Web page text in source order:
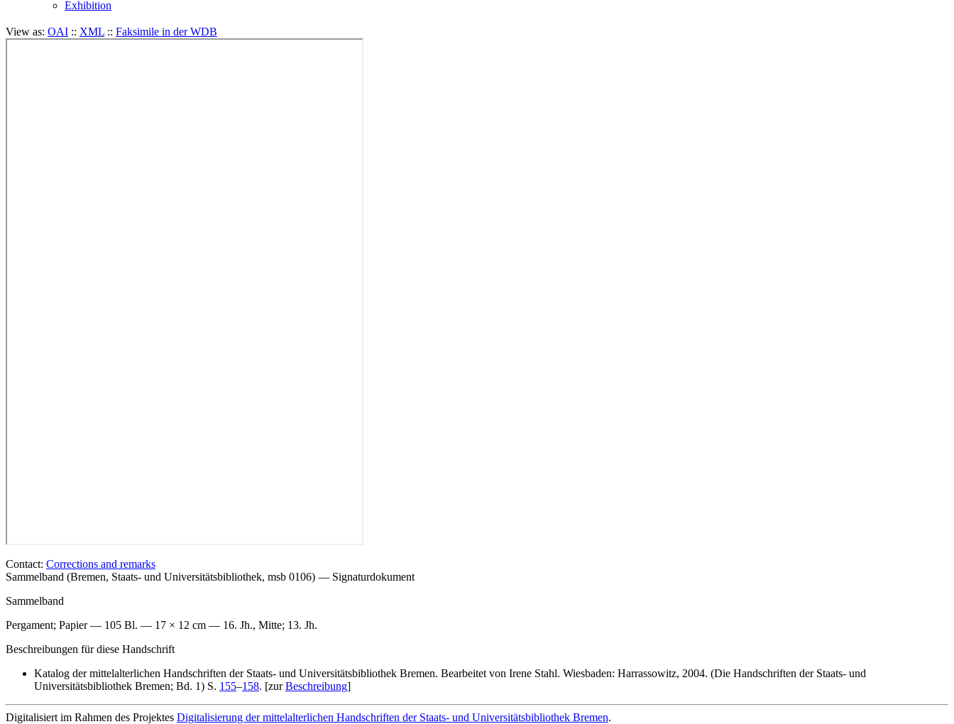
Exhibition
View as: OAI :: XML :: Faksimile in der WDB
Contact: Corrections and remarks
Sammelband (Bremen, Staats- und Universitätsbibliothek, msb 0106) — Signaturdokument
Sammelband
Pergament; Papier — 105 Bl. — 17 × 12 cm — 16. Jh., Mitte; 13. Jh.
Beschreibungen für diese Handschrift
Katalog der mittelalterlichen Handschriften der Staats- und Universitätsbibliothek Bremen. Bearbeitet von Irene Stahl. Wiesbaden: Harrassowitz, 2004. (Die Handschriften der Staats- und
Universitätsbibliothek Bremen; Bd. 1) S. 155–158. [zurBeschreibung]
Digitalisiert im Rahmen des Projektes Digitalisierung der mittelalterlichen Handschriften der Staats- und Universitätsbibliothek Bremen.